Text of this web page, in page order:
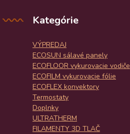
Kategórie
VÝPREDAJ
ECOSUN sálavé panely
ECOFLOOR vykurovacie vodiče
ECOFILM vykurovacie fólie
ECOFLEX konvektory
Termostaty
Doplnky
ULTRATHERM
FILAMENTY 3D TLAČ